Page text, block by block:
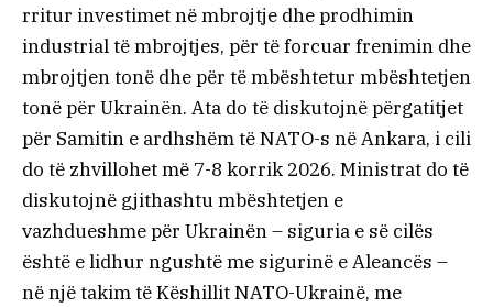
rritur investimet në mbrojtje dhe prodhimin
industrial të mbrojtjes, për të forcuar frenimin dhe
mbrojtjen tonë dhe për të mbështetur mbështetjen
tonë për Ukrainën. Ata do të diskutojnë përgatitjet
për Samitin e ardhshëm të NATO-s në Ankara, i cili
do të zhvillohet më 7-8 korrik 2026. Ministrat do të
diskutojnë gjithashtu mbështetjen e
vazhdueshme për Ukrainën – siguria e së cilës
është e lidhur ngushtë me sigurinë e Aleancës –
në një takim të Këshillit NATO-Ukrainë, me